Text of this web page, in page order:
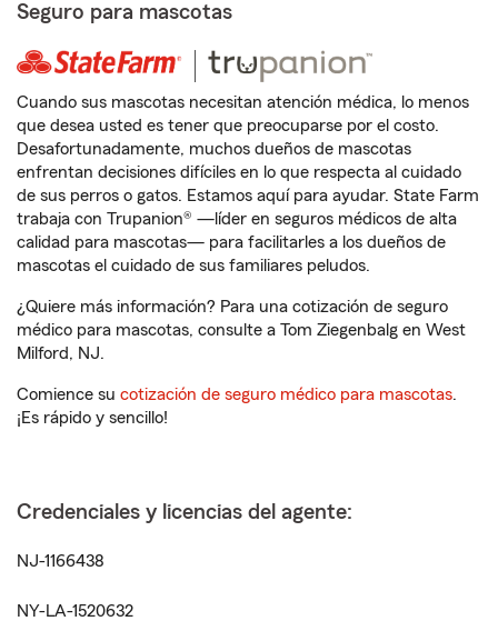
Seguro para mascotas
Cuando sus mascotas necesitan atención médica, lo menos
que desea usted es tener que preocuparse por el costo.
Desafortunadamente, muchos dueños de mascotas
enfrentan decisiones difíciles en lo que respecta al cuidado
de sus perros o gatos. Estamos aquí para ayudar. State Farm
trabaja con Trupanion® —líder en seguros médicos de alta
calidad para mascotas— para facilitarles a los dueños de
mascotas el cuidado de sus familiares peludos.
¿Quiere más información? Para una cotización de seguro
médico para mascotas, consulte a Tom Ziegenbalg en West
Milford, NJ.
Comience su cotización de seguro médico para mascotas.
¡Es rápido y sencillo!
Credenciales y licencias del agente:
NJ-1166438
NY-LA-1520632